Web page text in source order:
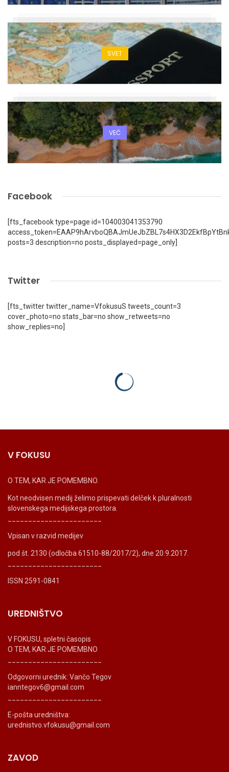
SVET
VEČ
Facebook
[fts_facebook type=page id=104003041353790
posts=3 description=no posts_displayed=page_only]
Twitter
[fts_twitter twitter_name=VfokusuS tweets_count=3
cover_photo=no stats_bar=no show_retweets=no
show_replies=no]
V FOKUSU
O TEM, KAR JE POMEMBNO.
Kot neodvisen medij želimo prispevati delček k pluralnosti
slovenskega medijskega prostora.
Vpisan v razvid medijev
pod št. 2130 (odločba 61510-88/2017/2), dne 20.9.2017.
ISSN 2591-0841
UREDNIŠTVO
V FOKUSU, spletni časopis
O TEM, KAR JE POMEMBNO
Odgovorni urednik: Vančo Tegov
ianntegov6@gmail.com
E-pošta uredništva:
urednistvo.vfokusu@gmail.com
ZAVOD